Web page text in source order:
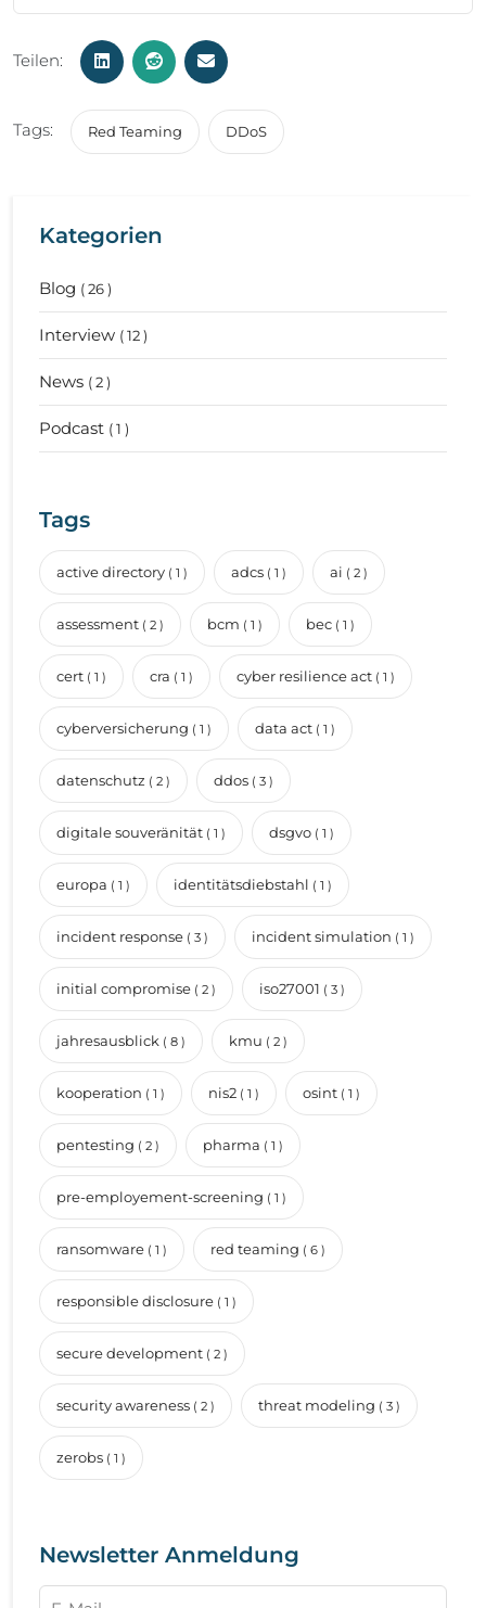
Teilen:
Tags: Red Teaming DDoS
Kategorien
Blog ( 26 )
Interview ( 12 )
News ( 2 )
Podcast ( 1 )
Tags
active directory ( 1 ) adcs ( 1 ) ai ( 2 )
assessment ( 2 ) bcm ( 1 ) bec ( 1 )
cert ( 1 ) cra ( 1 ) cyber resilience act ( 1 )
cyberversicherung ( 1 ) data act ( 1 )
datenschutz ( 2 ) ddos ( 3 )
digitale souveränität ( 1 ) dsgvo ( 1 )
europa ( 1 ) identitätsdiebstahl ( 1 )
incident response ( 3 ) incident simulation ( 1 )
initial compromise ( 2 ) iso27001 ( 3 )
jahresausblick ( 8 ) kmu ( 2 )
kooperation ( 1 ) nis2 ( 1 ) osint ( 1 )
pentesting ( 2 ) pharma ( 1 )
pre-employement-screening ( 1 )
ransomware ( 1 ) red teaming ( 6 )
responsible disclosure ( 1 )
secure development ( 2 )
security awareness ( 2 ) threat modeling ( 3 )
zerobs ( 1 )
Newsletter Anmeldung